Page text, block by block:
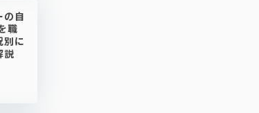
の自
職
別に
説